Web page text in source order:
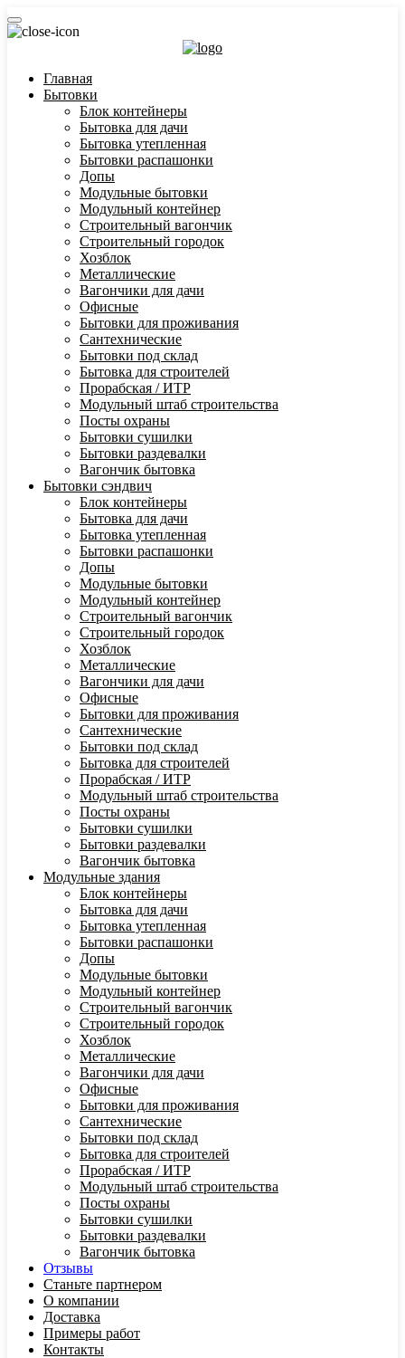
Главная
Бытовки
Блок контейнеры
Бытовка для дачи
Бытовка утепленная
Бытовки распашонки
Допы
Модульные бытовки
Модульный контейнер
Строительный вагончик
Строительный городок
Хозблок
Металлические
Вагончики для дачи
Офисные
Бытовки для проживания
Сантехнические
Бытовки под склад
Бытовка для строителей
Прорабская / ИТР
Модульный штаб строительства
Посты охраны
Бытовки сушилки
Бытовки раздевалки
Вагончик бытовка
Бытовки сэндвич
Блок контейнеры
Бытовка для дачи
Бытовка утепленная
Бытовки распашонки
Допы
Модульные бытовки
Модульный контейнер
Строительный вагончик
Строительный городок
Хозблок
Металлические
Вагончики для дачи
Офисные
Бытовки для проживания
Сантехнические
Бытовки под склад
Бытовка для строителей
Прорабская / ИТР
Модульный штаб строительства
Посты охраны
Бытовки сушилки
Бытовки раздевалки
Вагончик бытовка
Модульные здания
Блок контейнеры
Бытовка для дачи
Бытовка утепленная
Бытовки распашонки
Допы
Модульные бытовки
Модульный контейнер
Строительный вагончик
Строительный городок
Хозблок
Металлические
Вагончики для дачи
Офисные
Бытовки для проживания
Сантехнические
Бытовки под склад
Бытовка для строителей
Прорабская / ИТР
Модульный штаб строительства
Посты охраны
Бытовки сушилки
Бытовки раздевалки
Вагончик бытовка
Отзывы
Станьте партнером
О компании
Доставка
Примеры работ
Контакты